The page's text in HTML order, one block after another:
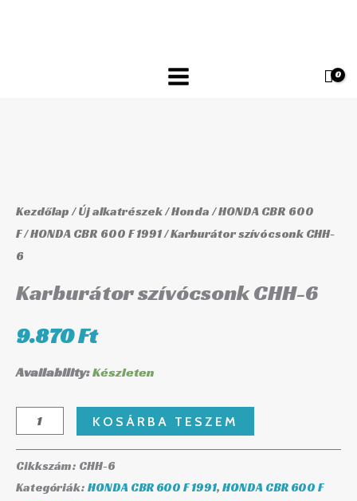
Kezdőlap/Új alkatrészek/Honda/HONDA CBR 600
F/HONDA CBR 600 F 1991/ Karburátor szívócsonk CHH-
6
Karburátor szívócsonk CHH-6
9.870Ft
Availability:Készleten
CHH-
6
mennyiség
KOSÁRBA TESZEM
Cikkszám: CHH-6
Kategóriák: HONDA CBR 600 F 1991, HONDA CBR 600 F